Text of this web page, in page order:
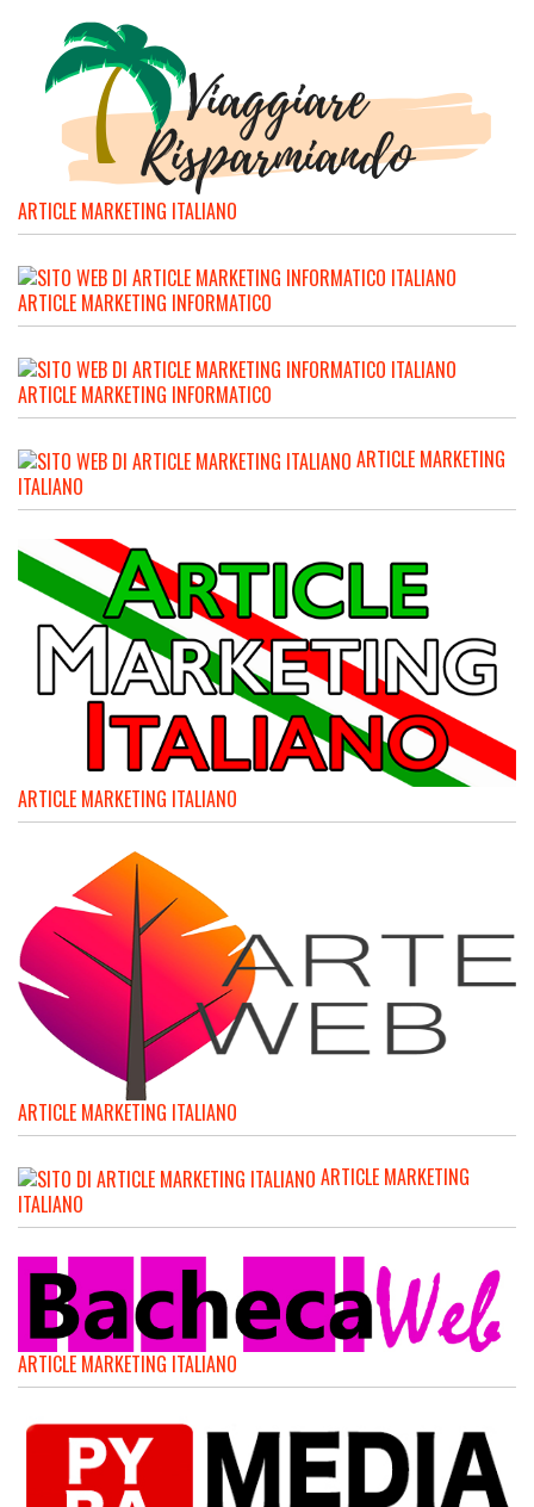
ARTICLE MARKETING ITALIANO
ARTICLE MARKETING INFORMATICO
ARTICLE MARKETING INFORMATICO
ARTICLE MARKETING
ITALIANO
ARTICLE MARKETING ITALIANO
ARTICLE MARKETING ITALIANO
ARTICLE MARKETING
ITALIANO
ARTICLE MARKETING ITALIANO